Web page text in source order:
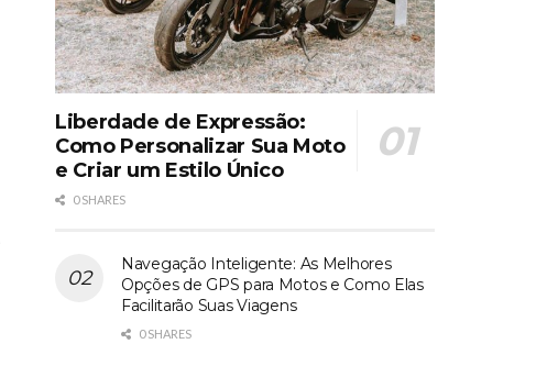
Liberdade de Expressão:
Como Personalizar Sua Moto
e Criar um Estilo Único
0 SHARES
Navegação Inteligente: As Melhores
Opções de GPS para Motos e Como Elas
Facilitarão Suas Viagens
0 SHARES